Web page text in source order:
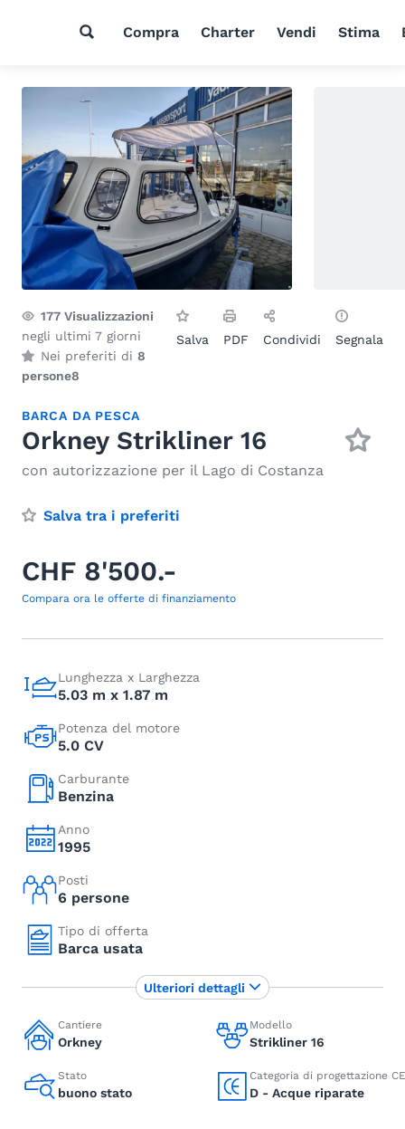
Compra Charter Vendi Stima
177 Visualizzazioni
negli ultimi 7 giorni
Nei preferiti di 8
persone8
Salva PDF Condividi Segnala
BARCA DA PESCA
Orkney Strikliner 16
con autorizzazione per il Lago di Costanza
Salva tra i preferiti
CHF 8'500.-
Compara ora le offerte di finanziamento
Lunghezza x Larghezza
5.03 m x 1.87 m
Potenza del motore
5.0 CV
Carburante
Benzina
Anno
1995
Posti
6 persone
Tipo di offerta
Barca usata
Cantiere
Orkney
Modello
Strikliner 16
Stato
buono stato
Categoria di progettazione CE
D - Acque riparate
Ulteriori dettagli